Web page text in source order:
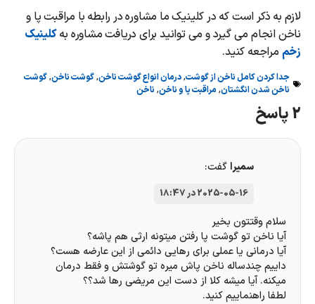
لازم به ذکر است که در کلینیک ما مشاوره در رابطه با مراقبت پا و
ناخن انجام می گیرد و می توانید برای دریافت مشاوره بهکلینیک
زخم مراجعه کنید.
جدا کردن کامل ناخن از گوشت,درمان انواع گوشت ناخن,گوشت ناخن,گوشت
ناخن شدن انگشتان,مراقبت پا و ناخن,ناخن
2 پاسخ
سمیراگفت:
2025-05-16 در 18:47
سلام وقتتون بخیر
آیا ناخن تو گوشت پا رفتن میتونه ارثی هم پاشه؟
آیا درمانی یا عملی برای رهایی دائمی از این عارضه هست؟
داییم چندساله ناخن پاش میره تو گوشتش و فقط درمان
میکنه. آیا میشه کلا از دست این مریضی رها شد؟؟
لطفا راهنماییم کنید.